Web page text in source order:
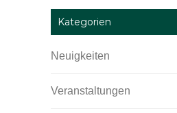
Kategorien
Neuigkeiten
Veranstaltungen